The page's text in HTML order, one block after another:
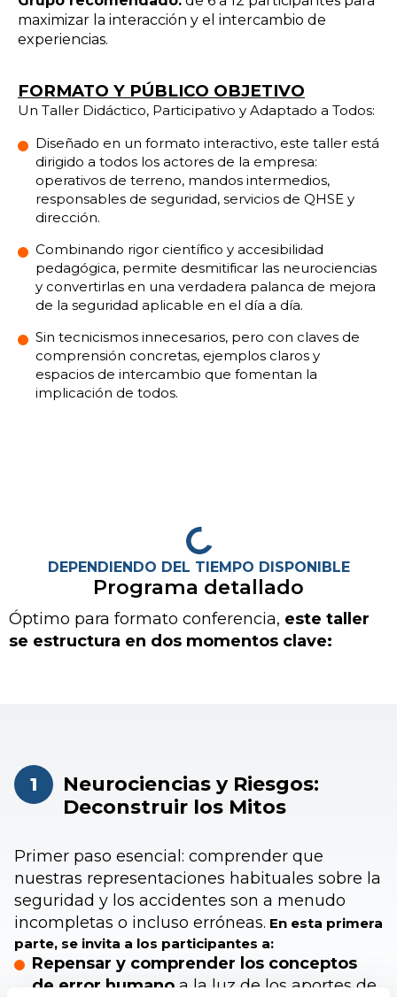
maximizar la interacción y el intercambio de
experiencias.
FORMATO Y PÚBLICO OBJETIVO
Un Taller Didáctico, Participativo y Adaptado a Todos:
Diseñado en un formato interactivo, este taller está
dirigido a todos los actores de la empresa:
operativos de terreno, mandos intermedios,
responsables de seguridad, servicios de QHSE y
dirección.
Combinando rigor científico y accesibilidad
pedagógica, permite desmitificar las neurociencias
y convertirlas en una verdadera palanca de mejora
de la seguridad aplicable en el día a día.
Sin tecnicismos innecesarios, pero con claves de
comprensión concretas, ejemplos claros y
espacios de intercambio que fomentan la
implicación de todos.
DEPENDIENDO DEL TIEMPO DISPONIBLE
Programa detallado
Óptimo para formato conferencia, este taller
se estructura en dos momentos clave:
1
Neurociencias y Riesgos:
Deconstruir los Mitos
Primer paso esencial: comprender que
nuestras representaciones habituales sobre la
seguridad y los accidentes son a menudo
incompletas o incluso erróneas. En esta primera
parte, se invita a los participantes a:
Repensar y comprender los conceptos
de error humano a la luz de los aportes de